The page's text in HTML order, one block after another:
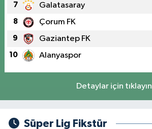
7 Galatasaray
8 Çorum FK
9 Gaziantep FK
10 Alanyaspor
Detaylar için tıklayın
Süper Lig Fikstür